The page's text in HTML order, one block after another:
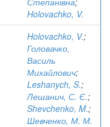
Holovachko, V.
Holovachko, V.;
Головачко,
Василь
Михайлович;
Leshanych, S.;
Лешанич, С. Є.;
Shevchenko, M.;
Шевченко, М. М.